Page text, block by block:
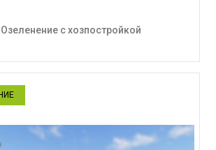
Озеленение с хозпостройкой